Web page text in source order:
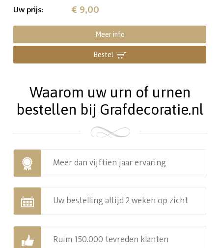
Uw prijs: € 9,00
Meer info
Bestel
Waarom uw urn of urnen
bestellen bij Grafdecoratie.nl
Meer dan vijftien jaar ervaring
Uw bestelling altijd 2 weken op zicht
Ruim 150.000 tevreden klanten